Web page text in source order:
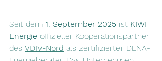
Seit dem 1. September 2025 ist KIWI
Energie offizieller Kooperationspartner
des VDIV-Nord als zertifizierter DENA-